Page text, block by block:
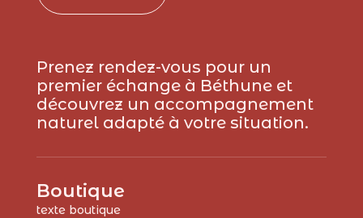
Prenez rendez-vous pour un
premier échange à Béthune et
découvrez un accompagnement
naturel adapté à votre situation.
Boutique
texte boutique